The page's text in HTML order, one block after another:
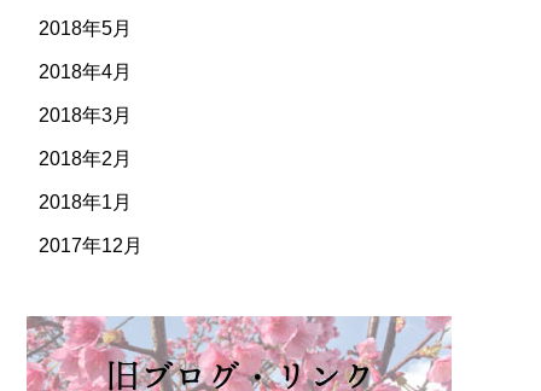
2018年5月
2018年4月
2018年3月
2018年2月
2018年1月
2017年12月